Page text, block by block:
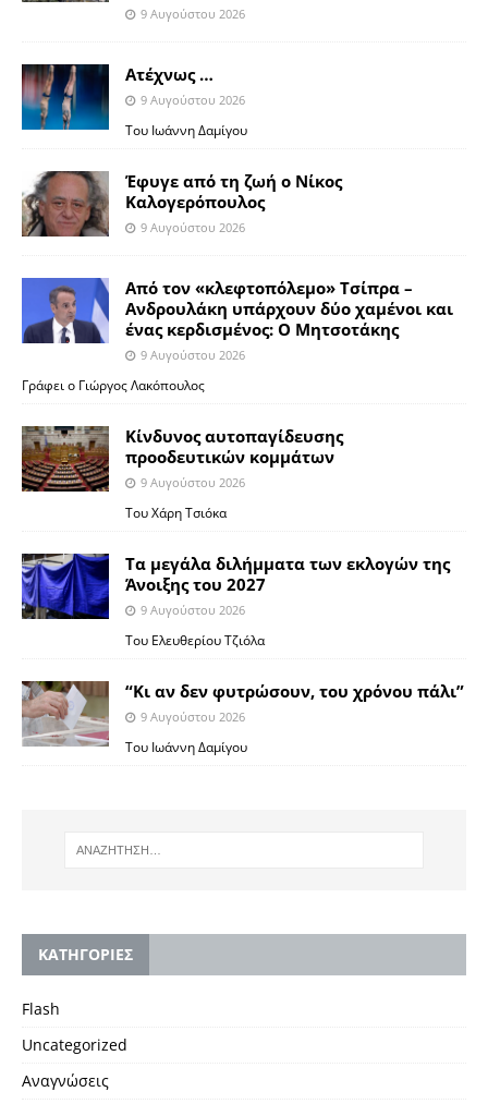
9 Αυγούστου 2026
Ατέχνως …
9 Αυγούστου 2026
Του Ιωάννη Δαμίγου
Έφυγε από τη ζωή ο Νίκος
Καλογερόπουλος
9 Αυγούστου 2026
Από τον «κλεφτοπόλεμο» Τσίπρα –
Ανδρουλάκη υπάρχουν δύο χαμένοι και
ένας κερδισμένος: Ο Μητσοτάκης
9 Αυγούστου 2026
Γράφει ο Γιώργος Λακόπουλος
Κίνδυνος αυτοπαγίδευσης
προοδευτικών κομμάτων
9 Αυγούστου 2026
Του Χάρη Τσιόκα
Τα μεγάλα διλήμματα των εκλογών της
Άνοιξης του 2027
9 Αυγούστου 2026
Του Ελευθερίου Τζιόλα
“Κι αν δεν φυτρώσουν, του χρόνου πάλι”
9 Αυγούστου 2026
Toυ Ιωάννη Δαμίγου
KΑΤΗΓΟΡΙΕΣ
Flash
Uncategorized
Αναγνώσεις